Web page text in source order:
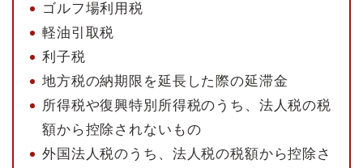
ゴルフ場利用税
軽油引取税
利子税
地方税の納期限を延長した際の延滞金
所得税や復興特別所得税のうち、法人税の税
額から控除されないもの
外国法人税のうち、法人税の税額から控除さ